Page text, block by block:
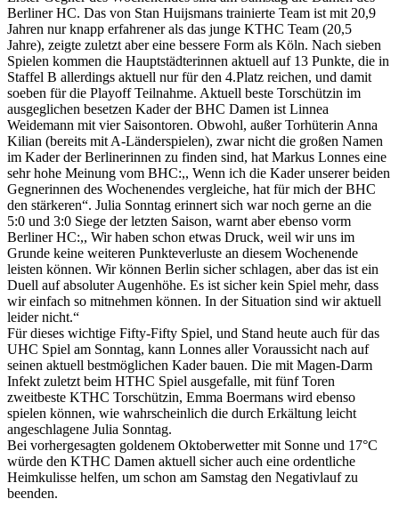
Berliner HC. Das von Stan Huijsmans trainierte Team ist mit 20,9
Jahren nur knapp erfahrener als das junge KTHC Team (20,5
Jahre), zeigte zuletzt aber eine bessere Form als Köln. Nach sieben
Spielen kommen die Hauptstädterinnen aktuell auf 13 Punkte, die in
Staffel B allerdings aktuell nur für den 4.Platz reichen, und damit
soeben für die Playoff Teilnahme. Aktuell beste Torschützin im
ausgeglichen besetzen Kader der BHC Damen ist Linnea
Weidemann mit vier Saisontoren. Obwohl, außer Torhüterin Anna
Kilian (bereits mit A-Länderspielen), zwar nicht die großen Namen
im Kader der Berlinerinnen zu finden sind, hat Markus Lonnes eine
sehr hohe Meinung vom BHC:,, Wenn ich die Kader unserer beiden
Gegnerinnen des Wochenendes vergleiche, hat für mich der BHC
den stärkeren“. Julia Sonntag erinnert sich war noch gerne an die
5:0 und 3:0 Siege der letzten Saison, warnt aber ebenso vorm
Berliner HC:,, Wir haben schon etwas Druck, weil wir uns im
Grunde keine weiteren Punkteverluste an diesem Wochenende
leisten können. Wir können Berlin sicher schlagen, aber das ist ein
Duell auf absoluter Augenhöhe. Es ist sicher kein Spiel mehr, dass
wir einfach so mitnehmen können. In der Situation sind wir aktuell
leider nicht.“
Für dieses wichtige Fifty-Fifty Spiel, und Stand heute auch für das
UHC Spiel am Sonntag, kann Lonnes aller Voraussicht nach auf
seinen aktuell bestmöglichen Kader bauen. Die mit Magen-Darm
Infekt zuletzt beim HTHC Spiel ausgefalle, mit fünf Toren
zweitbeste KTHC Torschützin, Emma Boermans wird ebenso
spielen können, wie wahrscheinlich die durch Erkältung leicht
angeschlagene Julia Sonntag.
Bei vorhergesagten goldenem Oktoberwetter mit Sonne und 17°C
würde den KTHC Damen aktuell sicher auch eine ordentliche
Heimkulisse helfen, um schon am Samstag den Negativlauf zu
beenden.